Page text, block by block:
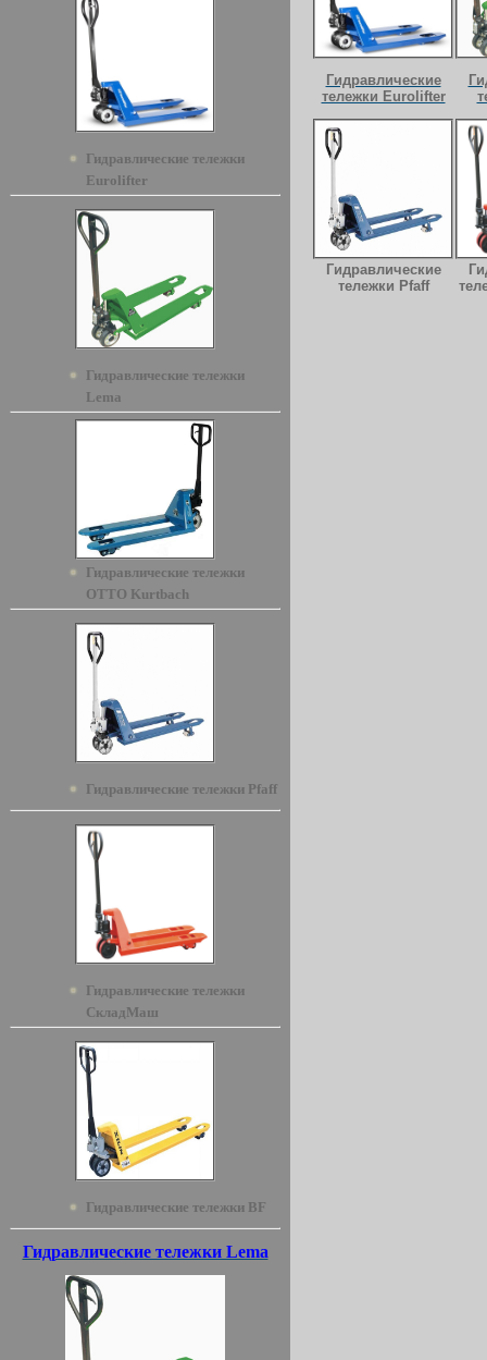
Гидравлические тележки
Eurolifter
Гидравлические тележки
Lema
Гидравлические тележки
OTTO Kurtbach
Гидравлические тележки Pfaff
Гидравлические тележки
СкладМаш
Гидравлические тележки BF
Гидравлические тележки Lema
Гидравлические
тележки Eurolifter
Гидравлические
тележки Pfaff